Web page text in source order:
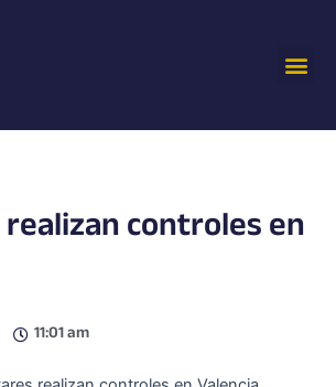
controles en
11:01 am